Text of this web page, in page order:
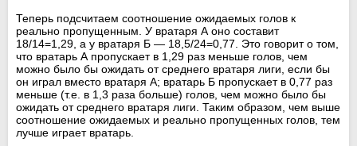
Теперь подсчитаем соотношение ожидаемых голов к
реально пропущенным. У вратаря А оно составит
18/14=1,29, а у вратаря Б — 18,5/24=0,77. Это говорит о том,
что вратарь А пропускает в 1,29 раз меньше голов, чем
можно было бы ожидать от среднего вратаря лиги, если бы
он играл вместо вратаря А; вратарь Б пропускает в 0,77 раз
меньше (т.е. в 1,3 раза больше) голов, чем можно было бы
ожидать от среднего вратаря лиги. Таким образом, чем выше
соотношение ожидаемых и реально пропущенных голов, тем
лучше играет вратарь.